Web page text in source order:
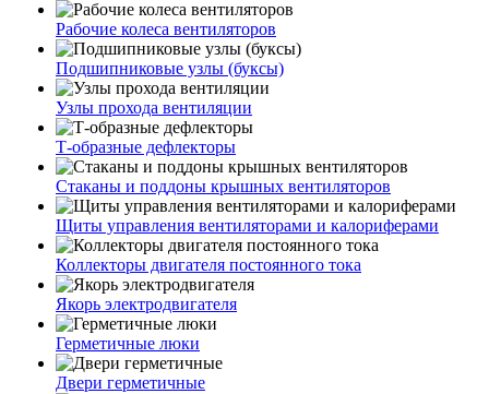
Рабочие колеса вентиляторов
Подшипниковые узлы (буксы)
Узлы прохода вентиляции
Т-образные дефлекторы
Стаканы и поддоны крышных вентиляторов
Щиты управления вентиляторами и калориферами
Коллекторы двигателя постоянного тока
Якорь электродвигателя
Герметичные люки
Двери герметичные